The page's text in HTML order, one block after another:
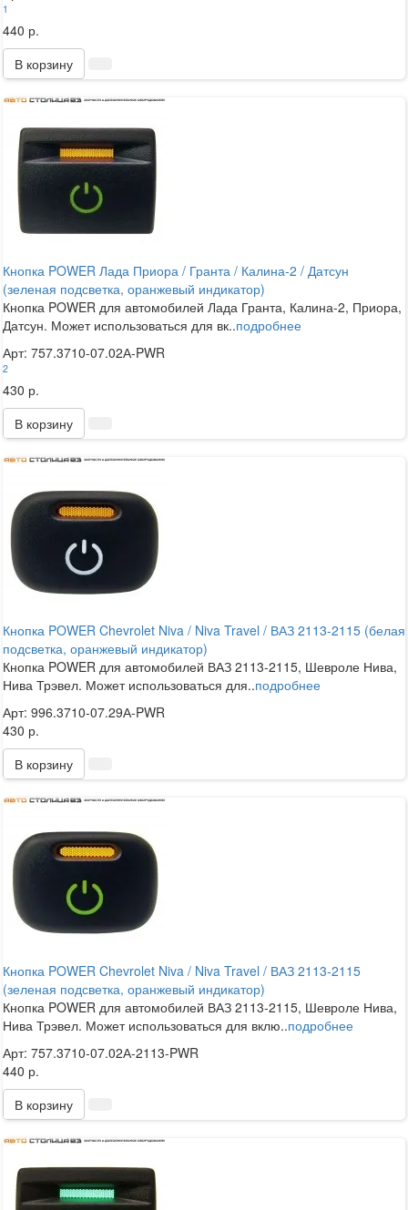
1
440 р.
В корзину
Кнопка POWER Лада Приора / Гранта / Калина-2 / Датсун
(зеленая подсветка, оранжевый индикатор)
Кнопка POWER для автомобилей Лада Гранта, Калина-2, Приора,
Датсун. Может использоваться для вк..подробнее
Арт: 757.3710-07.02А-PWR
2
430 р.
В корзину
Кнопка POWER Chevrolet Niva / Niva Travel / ВАЗ 2113-2115 (белая
подсветка, оранжевый индикатор)
Кнопка POWER для автомобилей ВАЗ 2113-2115, Шевроле Нива,
Нива Трэвел. Может использоваться для..подробнее
Арт: 996.3710-07.29А-PWR
430 р.
В корзину
Кнопка POWER Chevrolet Niva / Niva Travel / ВАЗ 2113-2115
(зеленая подсветка, оранжевый индикатор)
Кнопка POWER для автомобилей ВАЗ 2113-2115, Шевроле Нива,
Нива Трэвел. Может использоваться для вклю..подробнее
Арт: 757.3710-07.02А-2113-PWR
440 р.
В корзину